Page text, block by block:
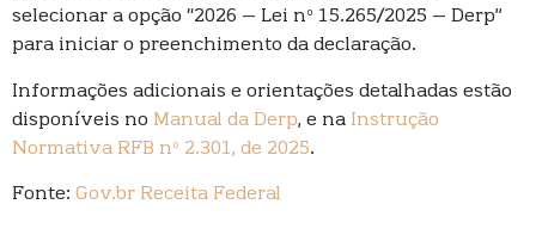
selecionar a opção “2026 – Lei nº 15.265/2025 – Derp”
para iniciar o preenchimento da declaração.
Informações adicionais e orientações detalhadas estão
disponíveis no Manual da Derp, e na Instrução
Normativa RFB nº 2.301, de 2025.
Fonte: Gov.br Receita Federal